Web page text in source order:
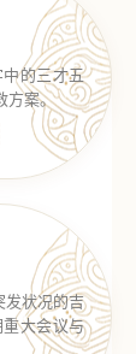
的三才五
方案。
发状况的吉
大会议与